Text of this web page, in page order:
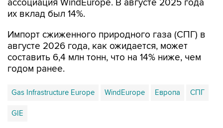
Импорт сжиженного природного газа (СПГ) в
составить 6,4 млн тонн, что на 14% ниже, чем
годом ранее.
Gas Infrastructure Europe
GIE